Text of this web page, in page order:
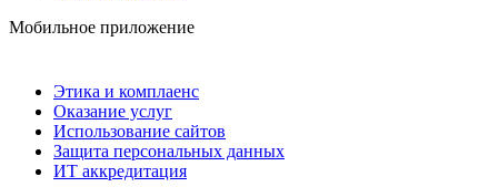
Мобильное приложение
Этика и комплаенс
Оказание услуг
Использование сайтов
Защита персональных данных
ИТ аккредитация